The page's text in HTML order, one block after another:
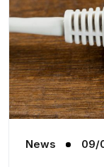
News 09/